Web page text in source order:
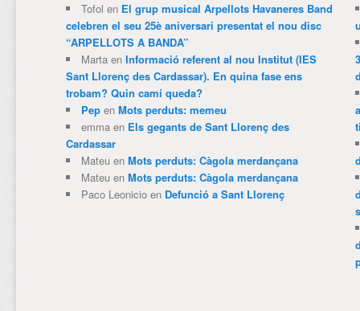
Tofol en El grup musical Arpellots Havaneres Band
celebren el seu 25è aniversari presentat el nou disc
“ARPELLOTS A BANDA”
Martaen Informació referent al nou Institut (IES
Sant Llorenç des Cardassar). En quina fase ens
trobam? Quin camí queda?
Pepen Mots perduts: memeu
emmaen Els gegants de Sant Llorenç des
Cardassar
Mateuen Mots perduts: Càgola merdançana
Mateuen Mots perduts: Càgola merdançana
Paco Leonicioen Defunció a Sant Llorenç